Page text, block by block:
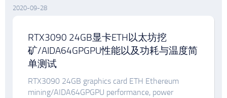
2020-09-28
RTX3090 24GB显卡ETH以太坊挖
矿/AIDA64GPGPU性能以及功耗与温度简
单测试
RTX3090 24GB graphics card ETH Ethereum
mining/AIDA64GPGPU performance, power